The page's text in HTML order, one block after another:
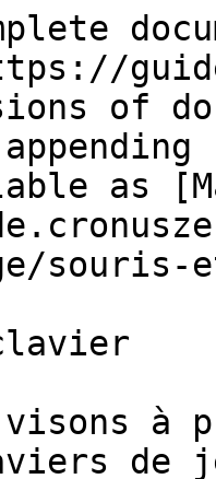
of
as
souris-
visons à
de